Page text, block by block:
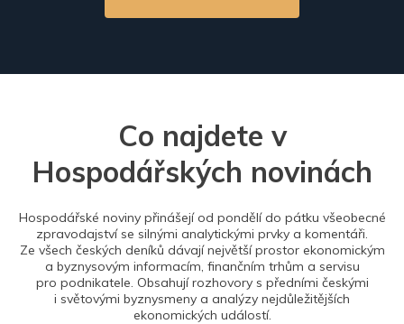
Co najdete v
Hospodářských novinách
Hospodářské noviny přinášejí od pondělí do pátku všeobecné
zpravodajství se silnými analytickými prvky a komentáři.
Ze všech českých deníků dávají největší prostor ekonomickým
a byznysovým informacím, finančním trhům a servisu
pro podnikatele. Obsahují rozhovory s předními českými
i světovými byznysmeny a analýzy nejdůležitějších
ekonomických událostí.